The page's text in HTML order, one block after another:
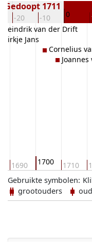
-20 -10 0
Gedoopt 1711
1690 1700 1710
Heindrik van der Drift
Dirkje Jans
Cornelius
Gebruikte symbolen:
grootouders